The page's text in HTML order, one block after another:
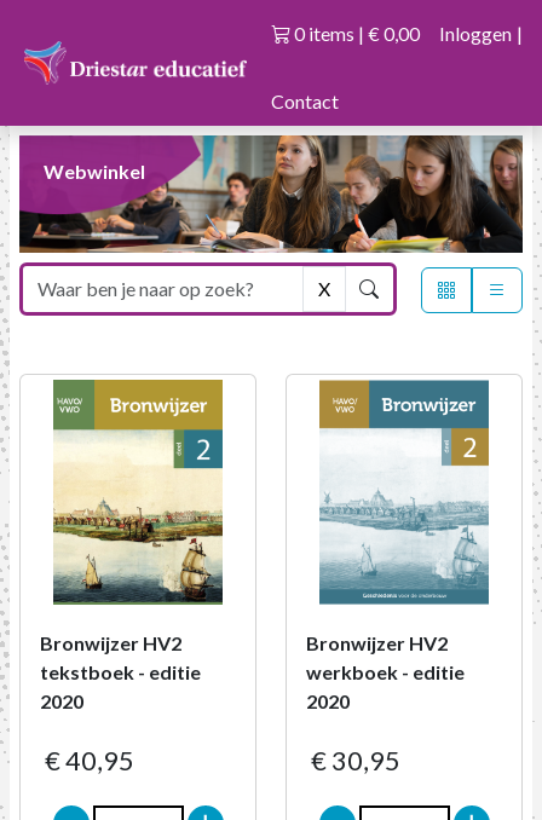
0 items | € 0,00 Inloggen |
Contact
Webwinkel
X
Bronwijzer HV2
tekstboek - editie
2020
€ 40,95
Bronwijzer HV2
werkboek - editie
2020
€ 30,95